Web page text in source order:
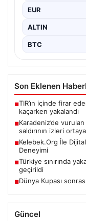
…
EUR
ALTIN
BTC
Son Eklenen
■TIR’ın içinde firar
kaçarken yakalandı
■Karadeniz’de
saldırının izleri ortaya
■Kelebek.Org İle
Deneyimi
■Türkiye sınırında
geçirildi
■Dünya Kupası
Güncel